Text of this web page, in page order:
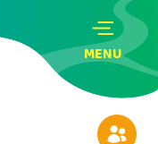
MENU